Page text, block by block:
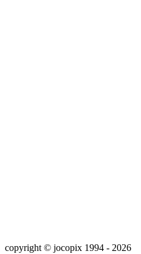
copyright © jocopix 1994 - 2026